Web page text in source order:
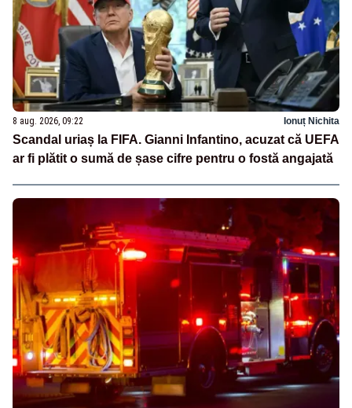
8 aug. 2026, 09:22 Ionuț Nichita
Scandal uriaș la FIFA. Gianni Infantino, acuzat că UEFA
ar fi plătit o sumă de șase cifre pentru o fostă angajată